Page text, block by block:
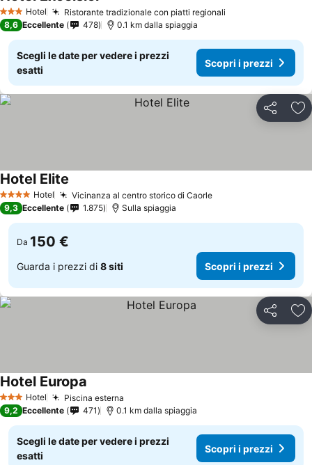
3 StelleHotel Ristorante tradizionale con piatti regionali
8,6 Eccellente 478 0.1 km dalla spiaggia
Scegli le date per vedere i prezzi
esatti
Scopri i prezzi
Condividi
4 Stelle Hotel Vicinanza al centro storico di Caorle
Hotel Elite
9,3 Eccellente 1.875 Sulla spiaggia
Da 150 €
Guarda i prezzi di 8 siti Scopri i prezzi
Condividi
3 StelleHotel Piscina esterna
Hotel Europa
9,2 Eccellente 471 0.1 km dalla spiaggia
Scegli le date per vedere i prezzi
esatti
Scopri i prezzi